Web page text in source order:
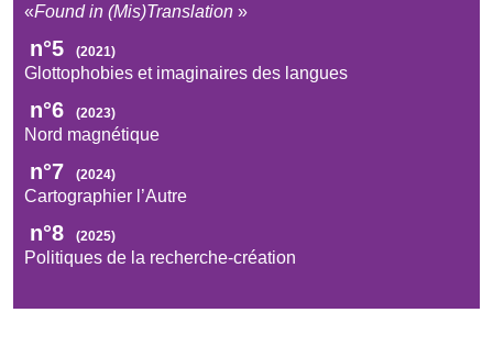
«Found in (Mis)Translation »
n°5 (2021)
Glottophobies et imaginaires des langues
n°6 (2023)
Nord magnétique
n°7 (2024)
Cartographier l’Autre
n°8 (2025)
Politiques de la recherche-création